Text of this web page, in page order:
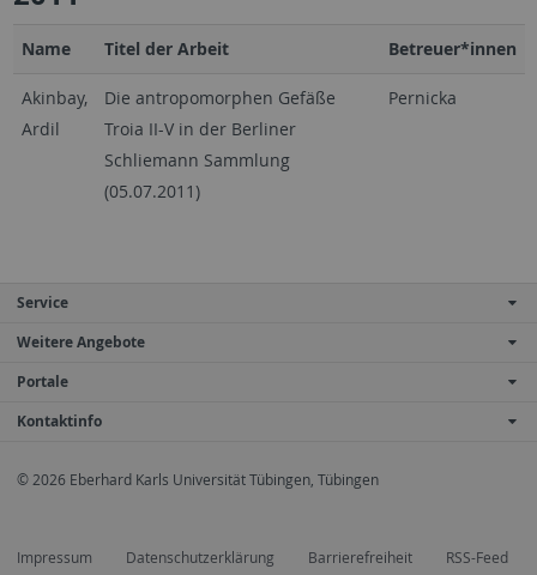
Name Titel der Arbeit Betreuer*innen
Akinbay,
Ardil
Die antropomorphen Gefäße
Troia II-V in der Berliner
Schliemann Sammlung
(05.07.2011)
Pernicka
Service
Weitere Angebote
Portale
Kontaktinfo
© 2026 Eberhard Karls Universität Tübingen, Tübingen
Impressum Datenschutzerklärung Barrierefreiheit RSS-Feed